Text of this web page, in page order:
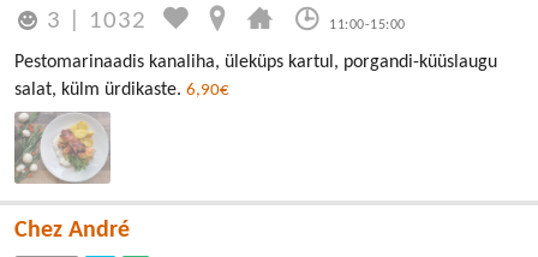
3 1032 11:00-15:00
Pestomarinaadis kanaliha, üleküps kartul, porgandi-küüslaugu
salat, külm ürdikaste. 6,90€
Chez André